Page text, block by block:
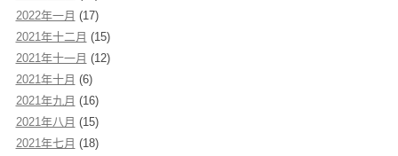
2022年一月 (17)
2021年十二月 (15)
2021年十一月 (12)
2021年十月 (6)
2021年九月 (16)
2021年八月 (15)
2021年七月 (18)